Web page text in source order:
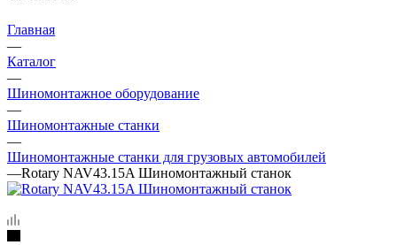
Главная
—
Каталог
—
Шиномонтажное оборудование
—
Шиномонтажные станки
—
Шиномонтажные станки для грузовых автомобилей
—Rotary NAV43.15A Шиномонтажный станок